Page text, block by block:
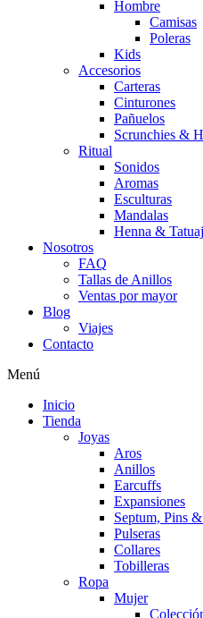
Hombre
Camisas
Poleras
Kids
Accesorios
Carteras
Cinturones
Pañuelos
Scrunchies &
Ritual
Sonidos
Aromas
Esculturas
Mandalas
Henna &
Nosotros
FAQ
Tallas de Anillos
Ventas por mayor
Blog
Viajes
Contacto
Menú
Inicio
Tienda
Joyas
Aros
Anillos
Earcuffs
Expansiones
Septum, Pins
Pulseras
Collares
Tobilleras
Ropa
Mujer